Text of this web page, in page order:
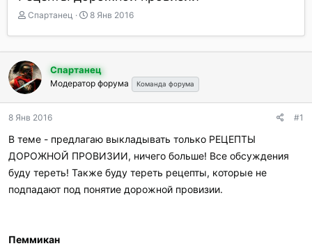
А
т
о
р
т
е
м
ы
Спартанец
Д
т
а
н
а
ч
а
8 Янв 2016
Спартанец
Модератор форума Команда форума
8 Янв 2016 #1
В теме - предлагаю выкладывать только РЕЦЕПТЫ
ДОРОЖНОЙ ПРОВИЗИИ, ничего больше! Все обсуждения
буду тереть! Также буду тереть рецепты, которые не
подпадают под понятие дорожной провизии.
Пеммикан